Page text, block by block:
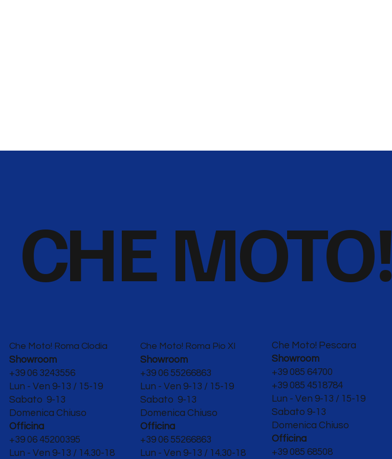
CHE MOTO!
Che Moto! Roma Clodia
Showroom
+39 06 3243556
Lun - Ven 9-13 / 15-19
Sabato 9-13
Domenica Chiuso
Officina
+39 06 45200395
Lun - Ven9-13 / 14.30-18
Che Moto! Roma Pio XI
Showroom
+39 06 55266863
Lun - Ven 9-13 / 15-19
Sabato 9-13
Domenica Chiuso
Officina
+39 06 55266863
Lun - Ven 9-13 / 14.30-18
Che Moto! Pescara
Showroom
+39 085 64700
+39 085 4518784
Lun - Ven 9-13 / 15-19
Sabato 9-13
Domenica Chiuso
Officina
+39 085 68508